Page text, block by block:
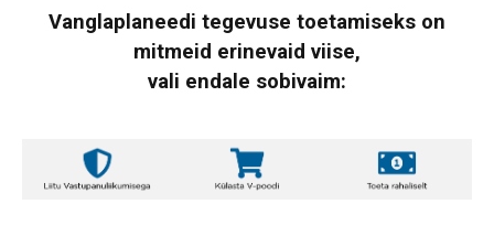
Vanglaplaneedi tegevuse toetamiseks on
mitmeid erinevaid viise,
vali endale sobivaim: